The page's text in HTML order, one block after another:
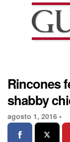
Rincones
shabby
agosto 1, 2016 •